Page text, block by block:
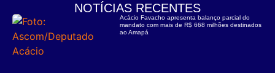
NOTÍCIAS RECENTES
Acácio Favacho apresenta balanço parcial do
mandato com mais de R$ 668 milhões destinados
ao Amapá